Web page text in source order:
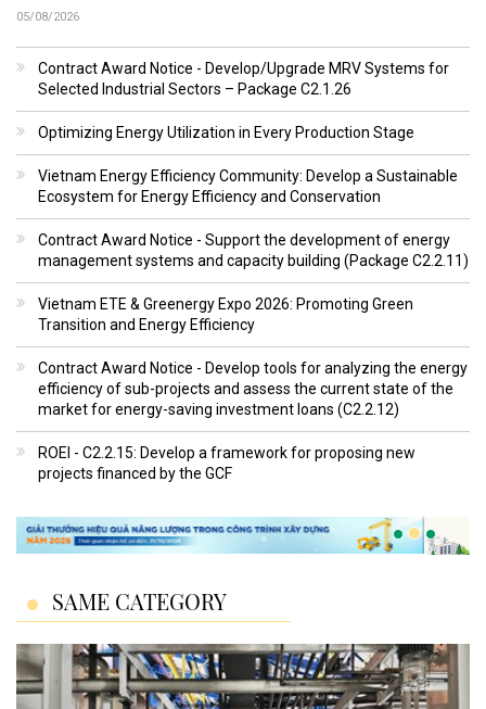
05/08/2026
Contract Award Notice - Develop/Upgrade MRV Systems for
Selected Industrial Sectors – Package C2.1.26
Optimizing Energy Utilization in Every Production Stage
Vietnam Energy Efficiency Community: Develop a Sustainable
Ecosystem for Energy Efficiency and Conservation
Contract Award Notice - Support the development of energy
management systems and capacity building (Package C2.2.11)
Vietnam ETE & Greenergy Expo 2026: Promoting Green
Transition and Energy Efficiency
Contract Award Notice - Develop tools for analyzing the energy
efficiency of sub-projects and assess the current state of the
market for energy-saving investment loans (C2.2.12)
ROEI - C2.2.15: Develop a framework for proposing new
projects financed by the GCF
SAME CATEGORY